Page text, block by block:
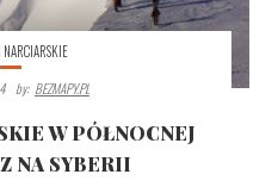
By: BEZMAPY.PL
W PÓŁNOCNEJ
NA SYBERII